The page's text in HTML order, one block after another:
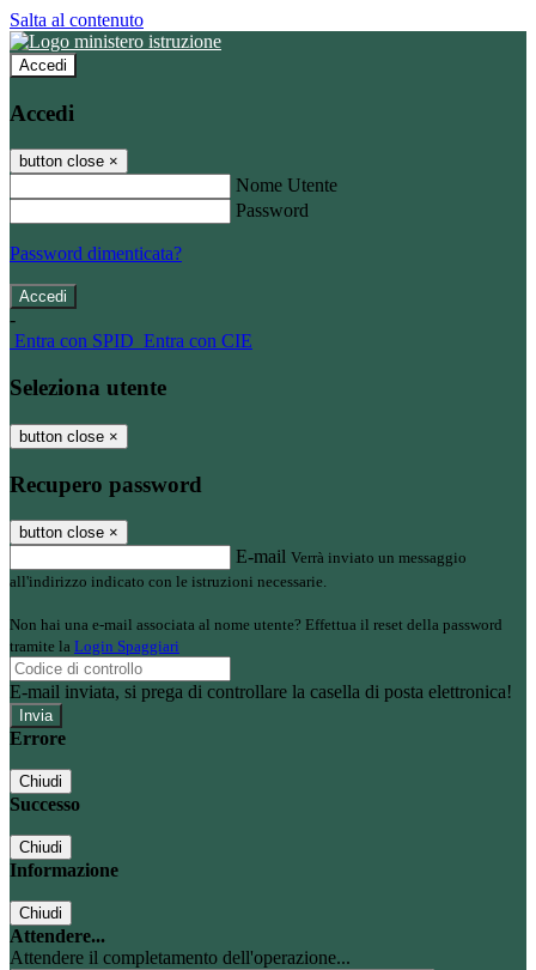
Salta al contenuto
Accedi
Accedi
button close ×
Nome Utente
Password
Password dimenticata?
-
Entra con SPID Entra con CIE
Seleziona utente
button close ×
Recupero password
button close ×
E-mail Verrà inviato un messaggio
all'indirizzo indicato con le istruzioni necessarie.
Non hai una e-mail associata al nome utente? Effettua il reset della password
tramite la Login Spaggiari
E-mail inviata, si prega di controllare la casella di posta elettronica!
Errore
Chiudi
Successo
Chiudi
Informazione
Chiudi
Attendere...
Attendere il completamento dell'operazione...